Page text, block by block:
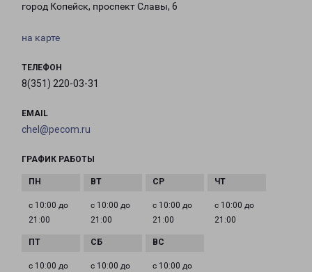
город Копейск, проспект Славы, 6
на карте
ТЕЛЕФОН
8(351) 220-03-31
EMAIL
chel@pecom.ru
ГРАФИК РАБОТЫ
с 10:00 до
21:00
с 10:00 до
21:00
с 10:00 до
21:00
с 10:00 до
21:00
с 10:00 до
с 10:00 до
с 10:00 до